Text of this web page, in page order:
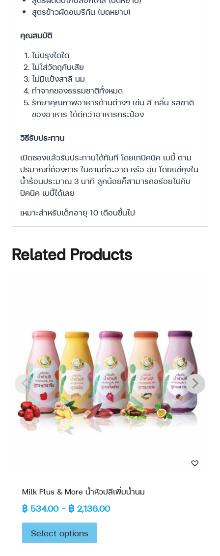
สูตรข้าวผัดอเมริกัน (บดหยาบ)
คุณสมบัติ
ไม่ปรุงใดใด
ไม่ใส่วัตถุ​กันเสีย
ไม่มีแป้งสาลี นม
ทำจากของธรรมชาติ​ทั้งหมด
รักษาคุณภาพอาหารด้านต่างๆ เช่น สี กลิ่น รสชาติ
ของอาหาร ได้ดีกว่าอาหารกระป๋อง
วิธีรับประทาน
เปิดซองแล้วรับประทานได้ทันที โดยเทปิคนิค เบบี้ ตาม
ปริมาณที่ต้องการ ในชามที่สะอาด หรือ อุ่น โดยแช่ถุงใน
น้ำร้อนประมาณ 3 นาที ลูกน้อยก็สามารถอร่อยไปกับ
ปิคนิค เบบี้ได้เลย
เหมาะสำหรับเด็กอายุ 10 เดือนขึ้นไป
Related Products
Milk Plus & More น้ำหัวปลีเพิ่มน้ำนม
฿ 534.00 – ฿ 2,136.00
Select options